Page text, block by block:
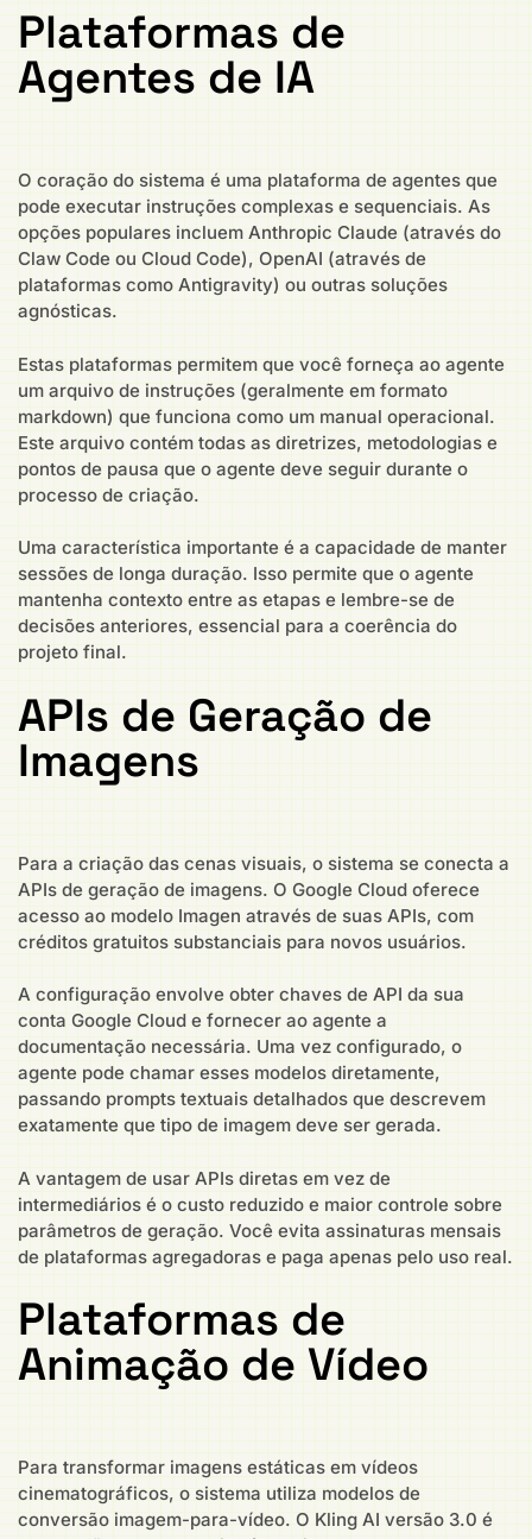
Plataformas de
Agentes de IA
O coração do sistema é uma plataforma de agentes que
pode executar instruções complexas e sequenciais. As
opções populares incluem Anthropic Claude (através do
Claw Code ou Cloud Code), OpenAI (através de
plataformas como Antigravity) ou outras soluções
agnósticas.
Estas plataformas permitem que você forneça ao agente
um arquivo de instruções (geralmente em formato
markdown) que funciona como um manual operacional.
Este arquivo contém todas as diretrizes, metodologias e
pontos de pausa que o agente deve seguir durante o
processo de criação.
Uma característica importante é a capacidade de manter
sessões de longa duração. Isso permite que o agente
mantenha contexto entre as etapas e lembre-se de
decisões anteriores, essencial para a coerência do
projeto final.
APIs de Geração de
Imagens
Para a criação das cenas visuais, o sistema se conecta a
APIs de geração de imagens. O Google Cloud oferece
acesso ao modelo Imagen através de suas APIs, com
créditos gratuitos substanciais para novos usuários.
A configuração envolve obter chaves de API da sua
conta Google Cloud e fornecer ao agente a
documentação necessária. Uma vez configurado, o
agente pode chamar esses modelos diretamente,
passando prompts textuais detalhados que descrevem
exatamente que tipo de imagem deve ser gerada.
A vantagem de usar APIs diretas em vez de
intermediários é o custo reduzido e maior controle sobre
parâmetros de geração. Você evita assinaturas mensais
de plataformas agregadoras e paga apenas pelo uso real.
Plataformas de
Animação de Vídeo
Para transformar imagens estáticas em vídeos
cinematográficos, o sistema utiliza modelos de
conversão imagem-para-vídeo. O Kling AI versão 3.0 é